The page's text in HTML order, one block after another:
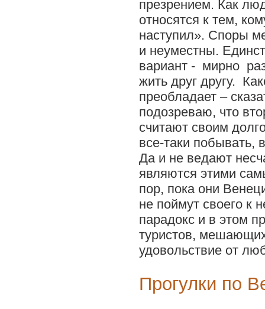
презрением. Как
относятся к тем,
наступил». Споры
и неуместны.
вариант - мирно
жить друг другу.
преобладает –
подозреваю, что
считают своим
все-таки побывать,
Да и не ведают
являются этими
пор, пока они
не поймут своего к
парадокс и в этом
туристов,
удовольствие от
Прогулки по